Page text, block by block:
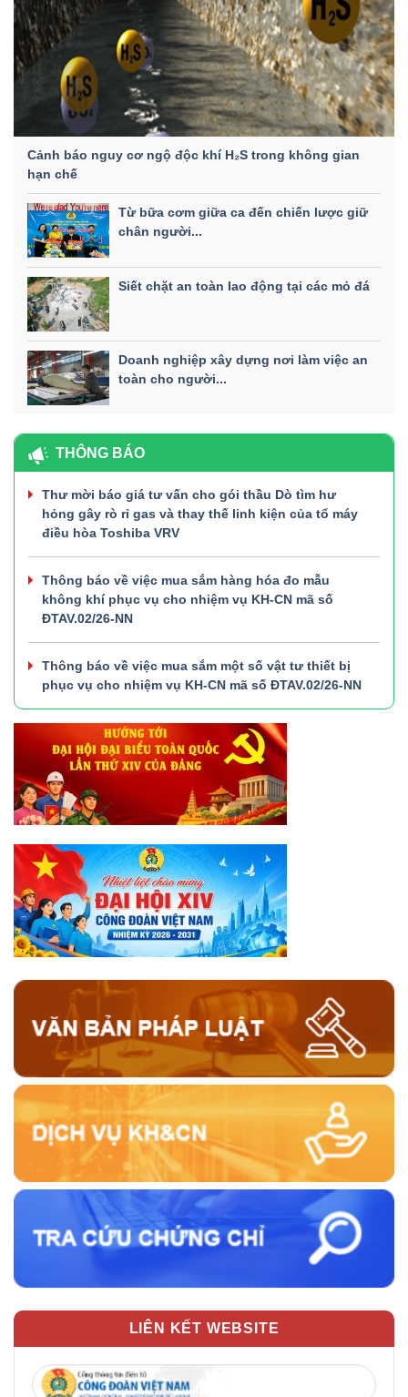
Cảnh báo nguy cơ ngộ độc khí H₂S trong không gian
hạn chế
Từ bữa cơm giữa ca đến chiến lược giữ
chân người...
Siết chặt an toàn lao động tại các mỏ đá
Doanh nghiệp xây dựng nơi làm việc an
toàn cho người...
THÔNG BÁO
Thư mời báo giá tư vấn cho gói thầu Dò tìm hư
hỏng gây rò rỉ gas và thay thế linh kiện của tổ máy
điều hòa Toshiba VRV
Thông báo về việc mua sắm hàng hóa đo mẫu
không khí phục vụ cho nhiệm vụ KH-CN mã số
ĐTAV.02/26-NN
Thông báo về việc mua sắm một số vật tư thiết bị
phục vụ cho nhiệm vụ KH-CN mã số ĐTAV.02/26-NN
LIÊN KẾT WEBSITE